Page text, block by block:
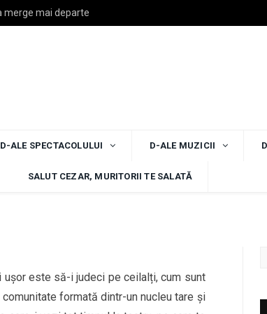
merge mai departe
D-ALE SPECTACOLULUI D-ALE MUZICII
SALUT CEZAR, MURITORII TE SALATĂ
fii spectator de
este să-i judeci pe ceilalți, cum sunt
formată dintr-un nucleu tare și